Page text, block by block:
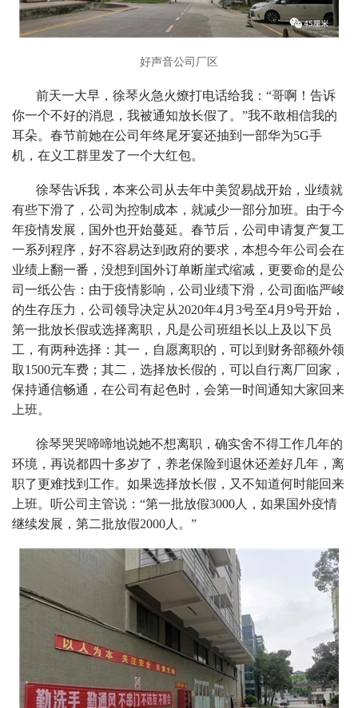
好声音公司厂区
前天一大早，徐琴火急火燎打电话给我：“哥啊！告诉
你一个不好的消息，我被通知放长假了。”我不敢相信我的
耳朵。春节前她在公司年终尾牙宴还抽到一部华为5G手
机，在义工群里发了一个大红包。
徐琴告诉我，本来公司从去年中美贸易战开始，业绩就
有些下滑了，公司为控制成本，就减少一部分加班。由于今
年疫情发展，国外也开始蔓延。春节后，公司申请复产复工
一系列程序，好不容易达到政府的要求，本想今年公司会在
业绩上翻一番，没想到国外订单断崖式缩减，更要命的是公
司一纸公告：由于疫情影响，公司业绩下滑，公司面临严峻
的生存压力，公司领导决定从2020年4月3号至4月9号开始，
第一批放长假或选择离职，凡是公司班组长以上及以下员
工，有两种选择：其一，自愿离职的，可以到财务部额外领
取1500元车费；其二，选择放长假的，可以自行离厂回家，
保持通信畅通，在公司有起色时，会第一时间通知大家回来
上班。
徐琴哭哭啼啼地说她不想离职，确实舍不得工作几年的
环境，再说都四十多岁了，养老保险到退休还差好几年，离
职了更难找到工作。如果选择放长假，又不知道何时能回来
上班。听公司主管说：“第一批放假3000人，如果国外疫情
继续发展，第二批放假2000人。”